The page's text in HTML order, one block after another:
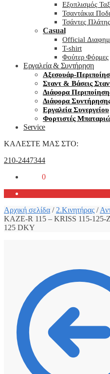
Εξοπλισμός
Τσαντάκια
Τσάντες Πλάτης
Casual
Official
T-shirt
Φούτερ Φόρμες
Εργαλεία & Συντήρηση
Αξεσουάρ-
Σταντ & Βάσεις
Διάφορα
Διάφορα
Εργαλεία Συνεργείου
Φορτιστές
Service
ΚΑΛΕΣΤΕ ΜΑΣ ΣΤΟ:
210-2447344
0
Αρχική σελίδα / 2.Κινητήρας /
KAZE-R 115 – KRISS 115-
125 DKY